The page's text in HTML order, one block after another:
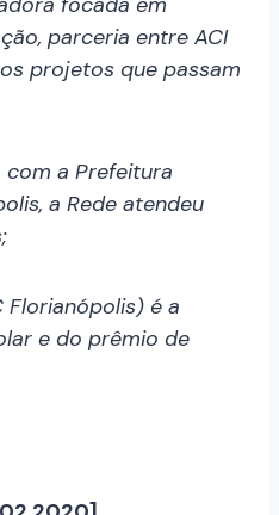
parceria entre ACI
projetos que passam
a Prefeitura
a Rede atendeu
Florianópolis) é a
e do prêmio de